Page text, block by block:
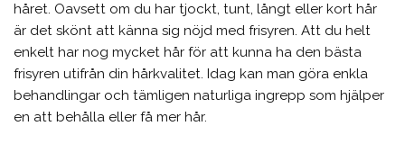
håret. Oavsett om du har tjockt, tunt, långt eller kort hår
är det skönt att känna sig nöjd med frisyren. Att du helt
enkelt har nog mycket hår för att kunna ha den bästa
frisyren utifrån din hårkvalitet. Idag kan man göra enkla
behandlingar och tämligen naturliga ingrepp som hjälper
en att behålla eller få mer hår.